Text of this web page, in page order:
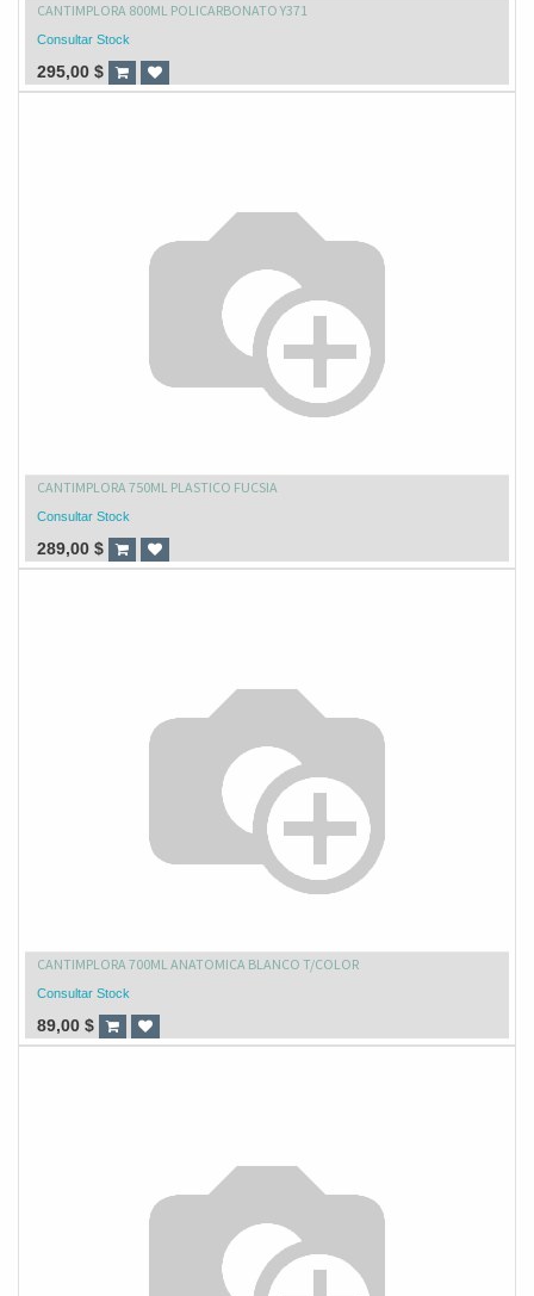
CANTIMPLORA 800ML POLICARBONATO Y371
Consultar Stock
295,00 $
CANTIMPLORA 750ML PLASTICO FUCSIA
Consultar Stock
289,00 $
CANTIMPLORA 700ML ANATOMICA BLANCO T/COLOR
Consultar Stock
89,00 $